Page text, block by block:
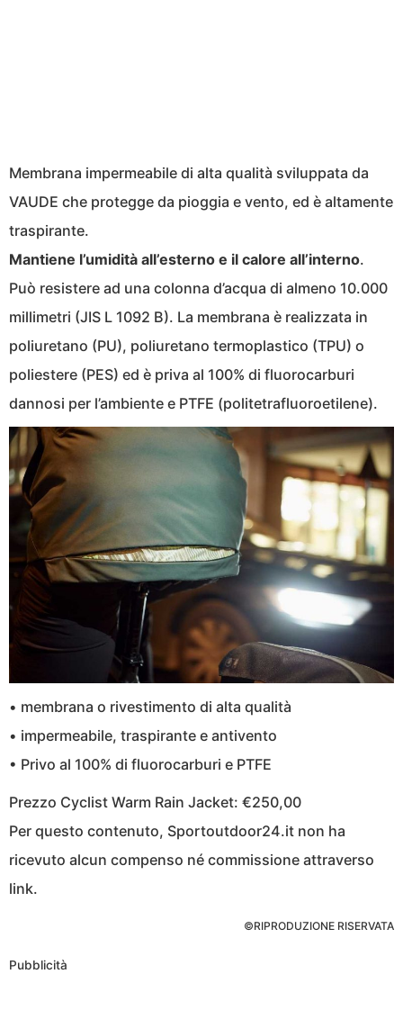
Membrana impermeabile di alta qualità sviluppata da
VAUDE che protegge da pioggia e vento, ed è altamente
traspirante.
Mantiene l’umidità all’esterno e il calore all’interno.
Può resistere ad una colonna d’acqua di almeno 10.000
millimetri (JIS L 1092 B). La membrana è realizzata in
poliuretano (PU), poliuretano termoplastico (TPU) o
poliestere (PES) ed è priva al 100% di fluorocarburi
dannosi per l’ambiente e PTFE (politetrafluoroetilene).
• membrana o rivestimento di alta qualità
• impermeabile, traspirante e antivento
• Privo al 100% di fluorocarburi e PTFE
Prezzo Cyclist Warm Rain Jacket: €250,00
Per questo contenuto, Sportoutdoor24.it non ha
ricevuto alcun compenso né commissione attraverso
link.
©RIPRODUZIONE RISERVATA
Pubblicità